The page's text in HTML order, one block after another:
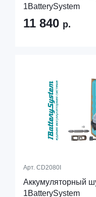
1BatterySystem
11 840 р.
Арт. CD2080I
Аккумуляторный
1BatterySystem